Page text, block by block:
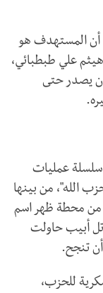
أن المستهدف هو
علي طبطبائي،
أن يصدر حتى
سلسلة عمليات
الله"، من بينها
من محطة ظهر اسم
أبيب حاولت
تنجح.
للحزب،